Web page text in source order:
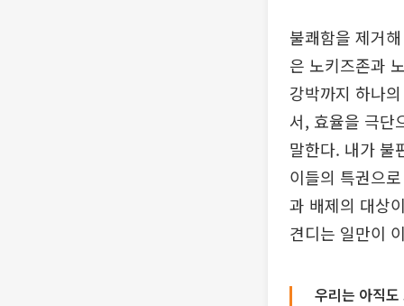
불쾌함을 제거
은 노키즈존과
강박까지 하나
서, 효율을 극단
말한다. 내가 불
이들의 특권으
과 배제의 대상
견디는 일만이
우리는 아직